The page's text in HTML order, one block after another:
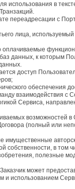
использования в
переадресации с
лица,
оплачиваемые
данных, к которым
доступ
обеспечения
взаимодействия с
Сервиса,
возможностей в
(полный или
имущественные
собственности, в том
полезные
может
и использованием